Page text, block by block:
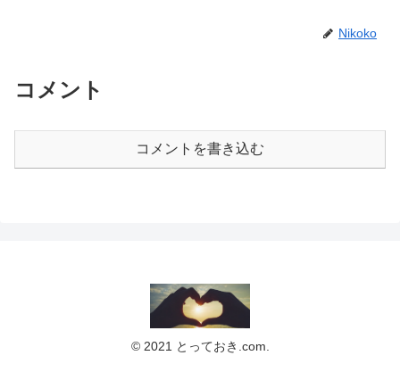
Nikoko
コメント
コメントを書き込む
© 2021 とっておき.com.